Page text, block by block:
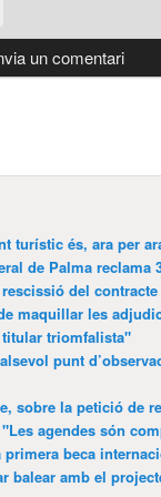
turístic és, ara per
de Palma reclama
del contracte
maquillar les
triomfalista"
punt
sobre la petició de
agendes són
primera beca
amb el